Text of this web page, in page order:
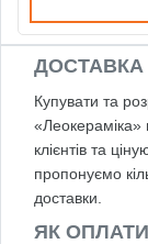
ДОСТАВКА
Купувати та
«Леокераміка»
клієнтів та
пропонуємо
доставки.
ЯК